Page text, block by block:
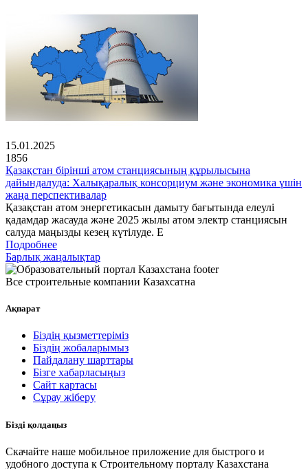
15.01.2025
1856
Қазақстан бірінші атом станциясының құрылысына
дайындалуда: Халықаралық консорциум және экономика үшін
жаңа перспективалар
Қазақстан атом энергетикасын дамыту бағытында елеулі
қадамдар жасауда және 2025 жылы атом электр станциясын
салуда маңызды кезең күтілуде. Е
Подробнее
Барлық жаңалықтар
Все строительные компании Казахсатна
Ақпарат
Біздің қызметтеріміз
Біздің жобаларымыз
Пайдалану шарттары
Бізге хабарласыңыз
Сайт картасы
Сұрау жіберу
Бізді қолдаңыз
Скачайте наше мобильное приложение для быстрого и
удобного доступа к Строительному порталу Казахстана